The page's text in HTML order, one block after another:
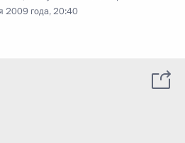
2009 года, 20:40